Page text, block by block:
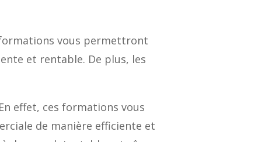
vous permettront
et rentable. De plus, les
effet, ces formations vous
de manière efficiente et